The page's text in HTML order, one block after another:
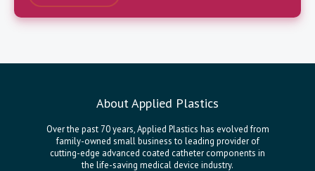
About Applied Plastics
Over the past 70 years, Applied Plastics has evolved from
family-owned small business to leading provider of
cutting-edge advanced coated catheter components in
the life-saving medical device industry.